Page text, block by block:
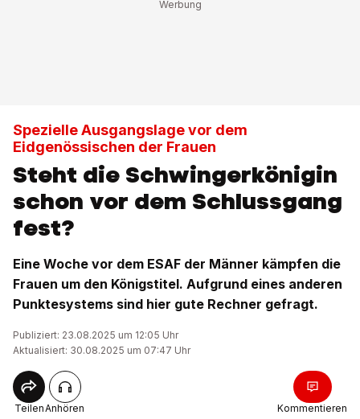
Spezielle Ausgangslage vor dem
Eidgenössischen der Frauen
Steht die Schwingerkönigin
schon vor dem Schlussgang
fest?
Eine Woche vor dem ESAF der Männer kämpfen die
Frauen um den Königstitel. Aufgrund eines anderen
Punktesystems sind hier gute Rechner gefragt.
Publiziert: 23.08.2025 um 12:05 Uhr
Aktualisiert: 30.08.2025 um 07:47 Uhr
TeilenAnhören Kommentieren